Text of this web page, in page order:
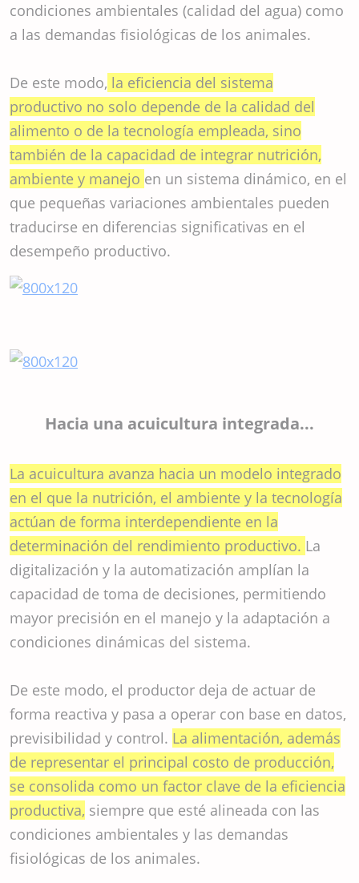
condiciones ambientales (calidad del agua) como
a las demandas fisiológicas de los animales.
De este modo, la eficiencia del sistema
productivo no solo depende de la calidad del
alimento o de la tecnología empleada, sino
también de la capacidad de integrar nutrición,
ambiente y manejo en un sistema dinámico, en el
que pequeñas variaciones ambientales pueden
traducirse en diferencias significativas en el
desempeño productivo.
Hacia una acuicultura integrada...
La acuicultura avanza hacia un modelo integrado
en el que la nutrición, el ambiente y la tecnología
actúan de forma interdependiente en la
determinación del rendimiento productivo. La
digitalización y la automatización amplían la
capacidad de toma de decisiones, permitiendo
mayor precisión en el manejo y la adaptación a
condiciones dinámicas del sistema.
De este modo, el productor deja de actuar de
forma reactiva y pasa a operar con base en datos,
previsibilidad y control. La alimentación, además
de representar el principal costo de producción,
se consolida como un factor clave de la eficiencia
productiva, siempre que esté alineada con las
condiciones ambientales y las demandas
fisiológicas de los animales.